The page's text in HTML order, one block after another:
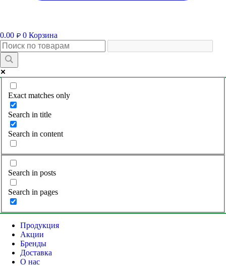
0.00 ₽ 0 Корзина
Exact matches only
Search in title
Search in content
Search in posts
Search in pages
Продукция
Акции
Бренды
Доставка
О нас